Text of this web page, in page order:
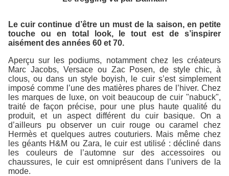
Le cuir continue d’être un must de la saison, en petite
touche ou en total look, le tout est de s’inspirer
aisément des années 60 et 70.
Aperçu sur les podiums, notamment chez les créateurs
Marc Jacobs, Versace ou Zac Posen, de style chic, à
clous, ou dans un style boyish, le cuir s’est simplement
imposé comme l’une des matières phares de l’hiver. Chez
les marques de luxe, on voit beaucoup de cuir "nabuck",
traité de façon précise, pour une plus haute qualité du
produit, et un aspect différent du cuir basique. On a
d’ailleurs pu observer un cuir rouge ou caramel chez
Hermès et quelques autres couturiers. Mais même chez
les géants H&M ou Zara, le cuir est utilisé : décliné dans
les couleurs de l’automne sur des accessoires ou
chaussures, le cuir est omniprésent dans l’univers de la
mode.